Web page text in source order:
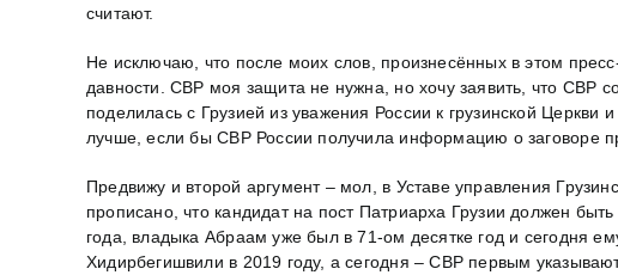
считают.
Не исключаю, что после моих слов, произнесённых в этом
давности. СВР моя защита не нужна, но хочу заявить, что СВР
поделилась с Грузией из уважения России к грузинской
лучше, если бы СВР России получила информацию о заговоре
Предвижу и второй аргумент – мол, в Уставе управления
прописано, что кандидат на пост Патриарха Грузии должен
года, владыка Абраам уже был в 71-ом десятке год и сегодня
Хидирбегишвили в 2019 году, а сегодня – СВР первым